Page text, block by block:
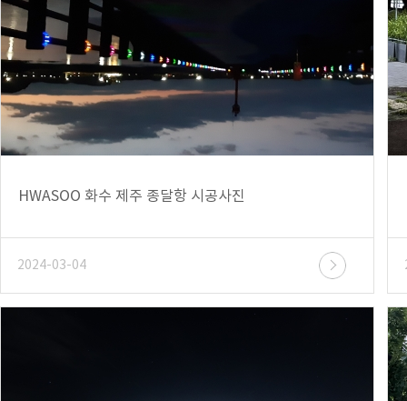
HWASOO 화수 제주 종달항 시공사진
2024-03-04